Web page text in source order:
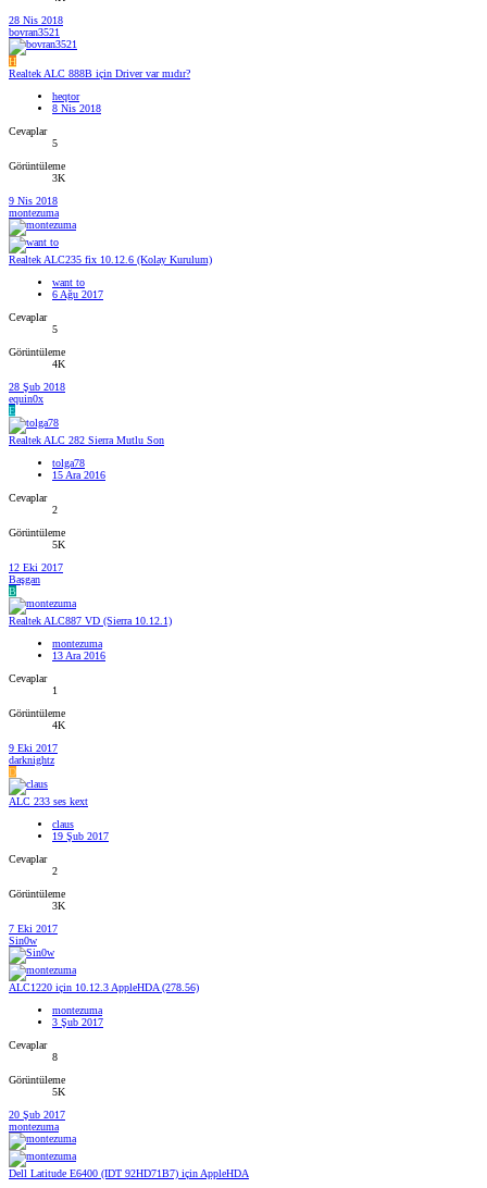
28 Nis 2018
bovran3521
H
Realtek ALC 888B için Driver var mıdır?
heqtor
8 Nis 2018
Cevaplar
5
Görüntüleme
3K
9 Nis 2018
montezuma
Realtek ALC235 fix 10.12.6 (Kolay Kurulum)
want to
6 Ağu 2017
Cevaplar
5
Görüntüleme
4K
28 Şub 2018
equin0x
E
Realtek ALC 282 Sierra Mutlu Son
tolga78
15 Ara 2016
Cevaplar
2
Görüntüleme
5K
12 Eki 2017
Başgan
B
Realtek ALC887 VD (Sierra 10.12.1)
montezuma
13 Ara 2016
Cevaplar
1
Görüntüleme
4K
9 Eki 2017
darknightz
D
ALC 233 ses kext
claus
19 Şub 2017
Cevaplar
2
Görüntüleme
3K
7 Eki 2017
Sin0w
ALC1220 için 10.12.3 AppleHDA (278.56)
montezuma
3 Şub 2017
Cevaplar
8
Görüntüleme
5K
20 Şub 2017
montezuma
Dell Latitude E6400 (IDT 92HD71B7) için AppleHDA